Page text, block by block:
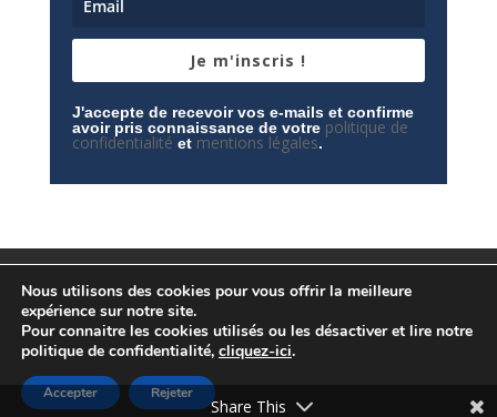
Je m'inscris !
J'accepte de recevoir vos e-mails et confirme
avoir pris connaissance de votre politique de
confidentialité et mentions légales.
Espace privé
Politique de confidentialité
© ConceptionAgence CosiWeb
Nous utilisons des cookies pour vous offrir la meilleure
expérience sur notre site.
Pour connaitre les cookies utilisés ou les désactiver et lire notre
politique de confidentialité, cliquez-ici.
Accepter Rejeter
Share This